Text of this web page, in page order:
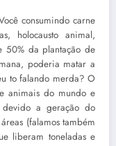
consumindo carne
holocausto animal,
50% da plantação de
poderia matar a
to falando merda? O
animais do mundo e
devido a geração do
(falamos também
liberam toneladas e